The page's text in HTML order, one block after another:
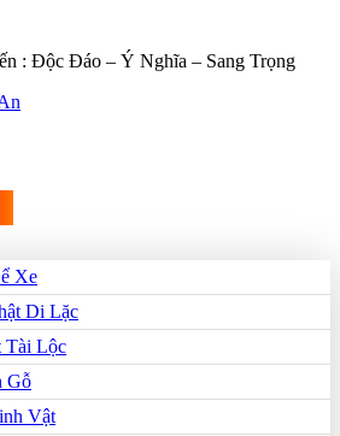
: Độc Đáo – Ý Nghĩa – Sang Trọng
Xe
Di Lặc
Tài Lộc
Gỗ
Vật